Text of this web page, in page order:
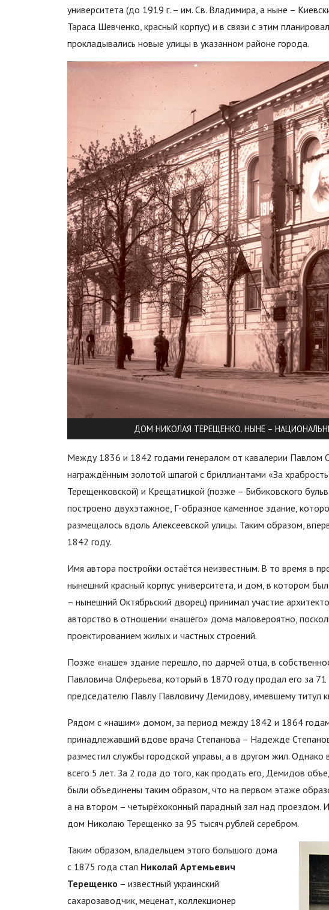
университета (до 1919 г. – им. Св. Владимира, а ныне –
Тараса Шевченко, красный корпус) и в связи с этим
прокладывались новые улицы в указанном районе города.
ДОМ НИКОЛАЯ ТЕРЕЩЕНКО. НЫНЕ –
Между 1836 и 1842 годами генералом от кавалерии Павлом
награждённым золотой шпагой с бриллиантами «За
Терещенковской) и Крещатицкой (позже – Бибиковского
построено двухэтажное, Г-образное каменное здание,
размещалось вдоль Алексеевской улицы. Таким образом,
1842 году.
Имя автора постройки остаётся неизвестным. В то время в
нынешний красный корпус университета, и дом, в котором
– нынешний Октябрьский дворец) принимал участие
авторство в отношении «нашего» дома маловероятно,
проектированием жилых и частных строений.
Позже «наше» здание перешло, по дарчей отца, в
Павловича Олферьева, который в 1870 году продал его за 71
председателю Павлу Павловичу Демидову, имевшему титул
Рядом с «нашим» домом, за период между 1842 и 1864
принадлежавший вдове врача Степанова – Надежде
разместил службы городской управы, а в другом жил.
всего 5 лет. За 2 года до того, как продать его, Демидов
были объединены таким образом, что на первом этаже
а на втором – четырёхоконный парадный зал над
дом Николаю Терещенко за 95 тысяч рублей серебром.
Таким образом, владельцем этого большого дома
с 1875 года стал Николай Артемьевич
Терещенко – известный украинский
сахарозаводчик, меценат, коллекционер